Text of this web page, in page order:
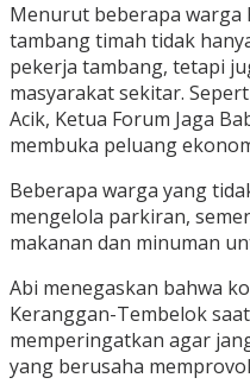
Menurut beberapa warga
tambang timah tidak
pekerja tambang, tetapi
masyarakat sekitar.
Acik, Ketua Forum Jaga
membuka peluang
Beberapa warga yang
mengelola parkiran,
makanan dan minuman
Abi menegaskan bahwa
Keranggan-Tembelok
memperingatkan agar
yang berusaha